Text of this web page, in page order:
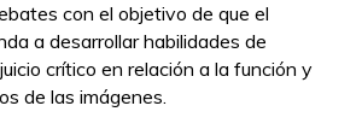
con el objetivo de que el
a desarrollar habilidades de
crítico en relación a la función y
de las imágenes.